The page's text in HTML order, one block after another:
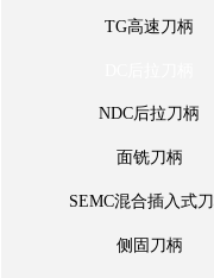
OZ 夹头刀柄
TG高速刀柄
DC后拉刀柄
NDC后拉刀柄
NDC后拉刀柄
面铣刀柄
面铣刀柄
SEMC混合插入式
SEMC混合插入式刀
侧固刀柄